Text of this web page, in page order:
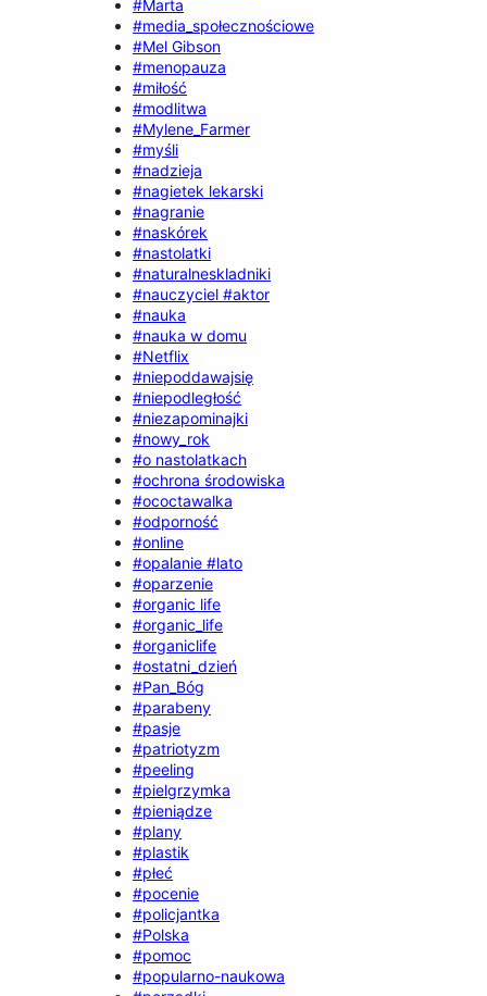
#Marta
#media_społecznościowe
#Mel Gibson
#menopauza
#miłość
#modlitwa
#Mylene_Farmer
#myśli
#nadzieja
#nagietek lekarski
#nagranie
#naskórek
#nastolatki
#naturalneskladniki
#nauczyciel #aktor
#nauka
#nauka w domu
#Netflix
#niepoddawajsię
#niepodległość
#niezapominajki
#nowy_rok
#o nastolatkach
#ochrona środowiska
#ococtawalka
#odporność
#online
#opalanie #lato
#oparzenie
#organic life
#organic_life
#organiclife
#ostatni_dzień
#Pan_Bóg
#parabeny
#pasje
#patriotyzm
#peeling
#pielgrzymka
#pieniądze
#plany
#plastik
#płeć
#pocenie
#policjantka
#Polska
#pomoc
#popularno-naukowa